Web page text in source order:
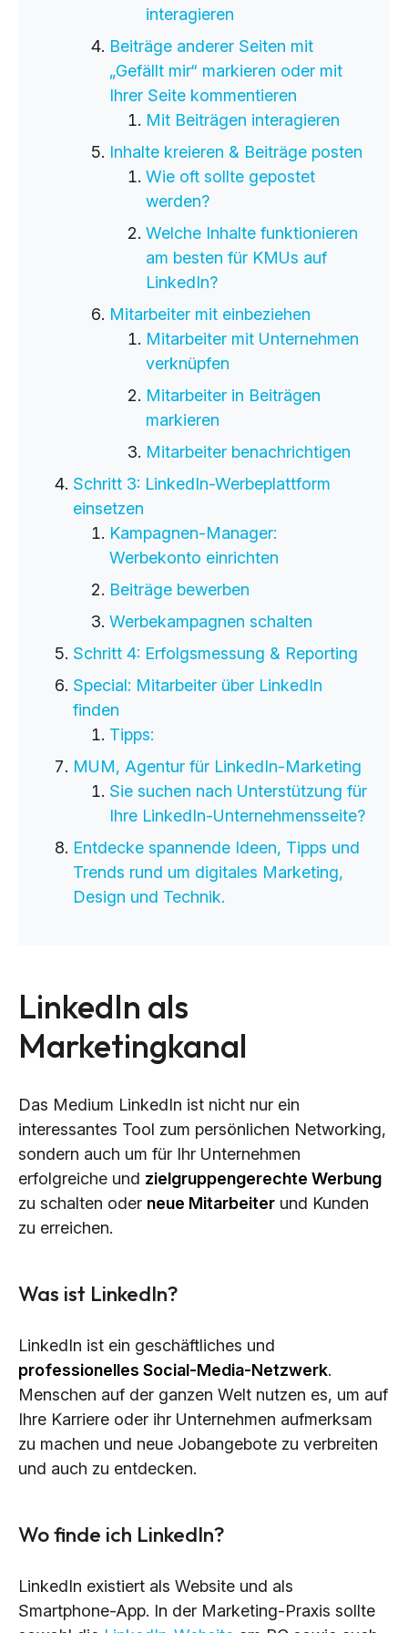
interagieren
Beiträge anderer Seiten mit
„Gefällt mir“ markieren oder mit
Ihrer Seite kommentieren
Mit Beiträgen interagieren
Inhalte kreieren & Beiträge posten
Wie oft sollte gepostet
werden?
Welche Inhalte funktionieren
am besten für KMUs auf
LinkedIn?
Mitarbeiter mit einbeziehen
Mitarbeiter mit Unternehmen
verknüpfen
Mitarbeiter in Beiträgen
markieren
Mitarbeiter benachrichtigen
Schritt 3: LinkedIn-Werbeplattform
einsetzen
Kampagnen-Manager:
Werbekonto einrichten
Beiträge bewerben
Werbekampagnen schalten
Schritt 4: Erfolgsmessung & Reporting
Special: Mitarbeiter über LinkedIn
finden
Tipps:
MUM, Agentur für LinkedIn-Marketing
Sie suchen nach Unterstützung für
Ihre LinkedIn-Unternehmensseite?
Entdecke spannende Ideen, Tipps und
Trends rund um digitales Marketing,
Design und Technik.
LinkedIn als
Marketingkanal
Das Medium LinkedIn ist nicht nur ein
interessantes Tool zum persönlichen Networking,
sondern auch um für Ihr Unternehmen
erfolgreiche und zielgruppengerechte Werbung
zu schalten oder neue Mitarbeiter und Kunden
zu erreichen.
Was ist LinkedIn?
LinkedIn ist ein geschäftliches und
professionelles Social-Media-Netzwerk.
Menschen auf der ganzen Welt nutzen es, um auf
Ihre Karriere oder ihr Unternehmen aufmerksam
zu machen und neue Jobangebote zu verbreiten
und auch zu entdecken.
Wo finde ich LinkedIn?
LinkedIn existiert als Website und als
Smartphone-App. In der Marketing-Praxis sollte